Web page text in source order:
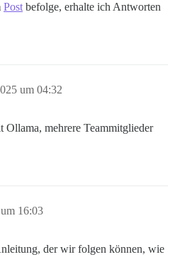
Post befolge, erhalte ich Antworten
um 04:32
mehrere Teammitglieder
16:03
der wir folgen können, wie